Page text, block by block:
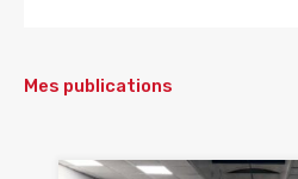
Mes publications